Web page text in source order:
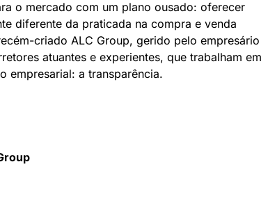
o mercado com um plano ousado: oferecer
diferente da praticada na compra e venda
criado ALC Group, gerido pelo empresário
atuantes e experientes, que trabalham em
empresarial: a transparência.